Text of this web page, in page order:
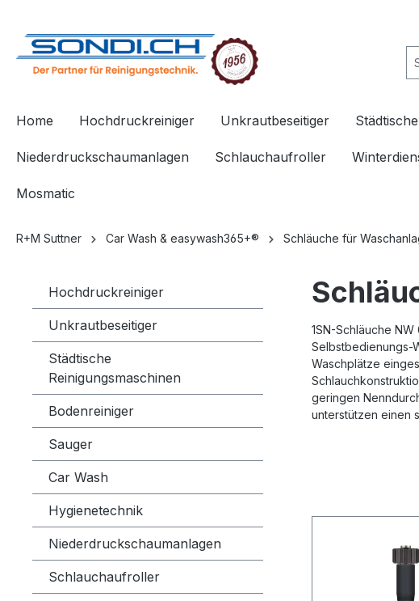
Home Hochdruckreiniger Unkrautbeseitiger
Niederdruckschaumanlagen Schlauchaufroller
Mosmatic
R+M Suttner Car Wash & easywash365+® Schläuche für
Hochdruckreiniger
Unkrautbeseitiger
Städtische
Reinigungsmaschinen
Bodenreiniger
Sauger
Car Wash
Hygienetechnik
Niederdruckschaumanlagen
Schlauchaufroller
1SN-Schläuche
Selbstbedienungs-
Waschplätze
geringen
unterstützen einen